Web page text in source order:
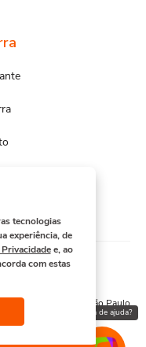
Cidade Monções - São Paulo
67
tecnologias
experiência, de
e, ao
com estas
Precisa de ajuda?